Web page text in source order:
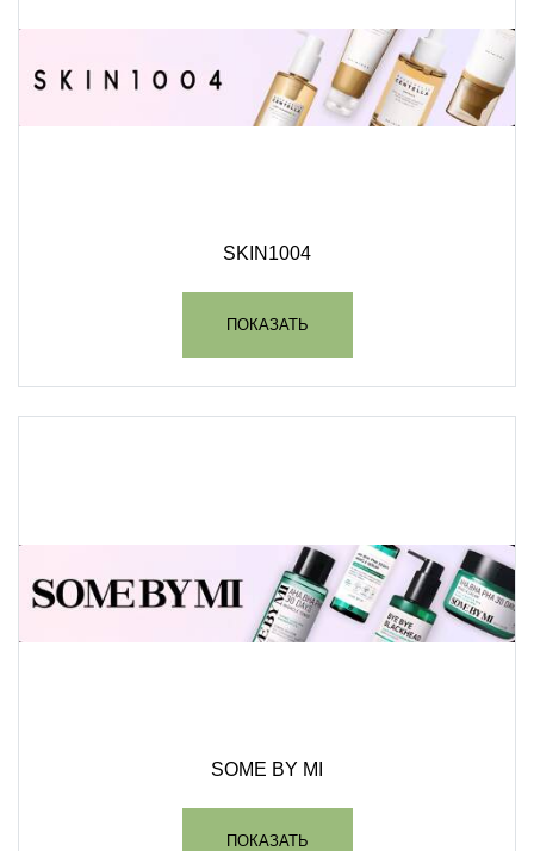
SKIN1004
ПОКАЗАТЬ
SOME BY MI
ПОКАЗАТЬ